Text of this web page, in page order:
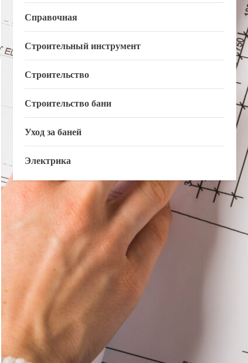
Справочная
Строительный инструмент
Строительство
Строительство бани
Уход за баней
Электрика